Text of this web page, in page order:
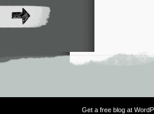
Get a free blog at